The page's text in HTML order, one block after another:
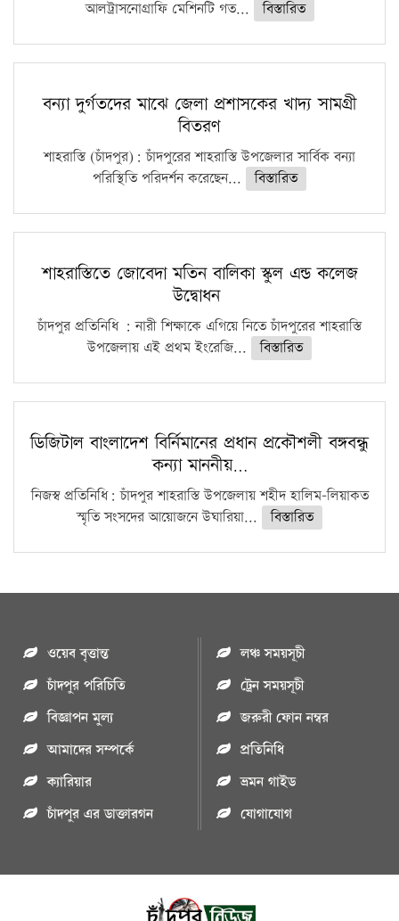
আলট্রাসনোগ্রাফি মেশিনটি গত...
বিস্তারিত
বন্যা দুর্গতদের মাঝে জেলা প্রশাসকের খাদ্য সামগ্রী
বিতরণ
শাহরাস্তি (চাঁদপুর): চাঁদপুরের শাহরাস্তি উপজেলার সার্বিক বন্যা
পরিস্থিতি পরিদর্শন করেছেন...
বিস্তারিত
শাহরাস্তিতে জোবেদা মতিন বালিকা স্কুল এন্ড কলেজ
উদ্বোধন
চাঁদপুর প্রতিনিধি : নারী শিক্ষাকে এগিয়ে নিতে চাঁদপুরের শাহরাস্তি
উপজেলায় এই প্রথম ইংরেজি...
বিস্তারিত
ডিজিটাল বাংলাদেশ বির্নিমানের প্রধান প্রকৌশলী বঙ্গবন্ধু
কন্যা মাননীয়…
নিজস্ব প্রতিনিধি: চাঁদপুর শাহরাস্তি উপজেলায় শহীদ হালিম-লিয়াকত
স্মৃতি সংসদের আয়োজনে উঘারিয়া...
বিস্তারিত
ওয়েব বৃত্তান্ত
চাঁদপুর পরিচিতি
বিজ্ঞাপন মুল্য
আমাদের সম্পর্কে
ক্যারিয়ার
চাঁদপুর এর ডাক্তারগন
লঞ্চ সময়সূচী
ট্রেন সময়সূচী
জরুরী ফোন নম্বর
প্রতিনিধি
ভ্রমন গাইড
যোগাযোগ